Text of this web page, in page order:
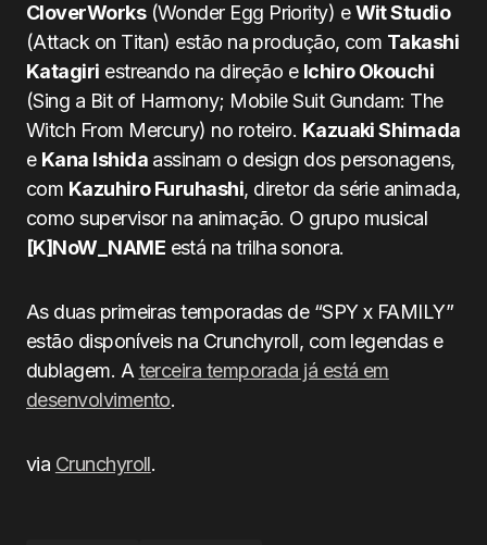
CloverWorks(Wonder Egg Priority) eWit Studio
(Attack on Titan) estão na produção, com Takashi
Katagiri estreando na direção e Ichiro Okouchi
(Sing a Bit of Harmony; Mobile Suit Gundam: The
Witch From Mercury) no roteiro. Kazuaki Shimada
e Kana Ishidaassinam o design dos personagens,
com Kazuhiro Furuhashi, diretor da série animada,
como supervisor na animação. O grupo musical
[K]NoW_NAME está na trilha sonora.
As duas primeiras temporadas de “SPY x FAMILY”
estão disponíveis na Crunchyroll, com legendas e
dublagem. A terceira temporada já está em
desenvolvimento.
via Crunchyroll.